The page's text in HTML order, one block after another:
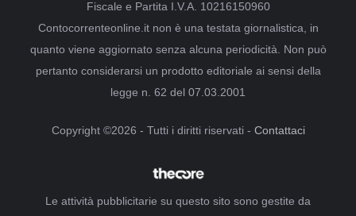
Fiscale e Partita I.V.A. 10216150960
Contocorrenteonline.it non è una testata giornalistica, in
quanto viene aggiornato senza alcuna periodicità. Non può
pertanto considerarsi un prodotto editoriale ai sensi della
legge n. 62 del 07.03.2001
Copyright ©2026 - Tutti i diritti riservati - Contattaci
Le attività pubblicitarie su questo sito sono gestite da